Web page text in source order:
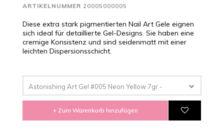
ARTIKELNUMMER 20005000005
Diese extra stark pigmentierten Nail Art Gele eignen
sich ideal für detaillierte Gel-Designs. Sie haben eine
cremige Konsistenz und sind seidenmatt mit einer
leichten Dispersionsschicht.
Astonishing Art Gel #005 Neon Yellow 7gr -
+ Zum Warenkorb hinzufügen